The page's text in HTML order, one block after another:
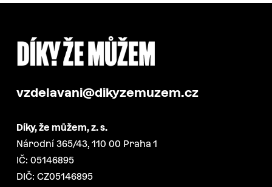
vzdelavani@dikyzemuzem.cz
Díky, že můžem, z. s.
Národní 365/43, 110 00 Praha 1
IČ: 05146895
DIČ: CZ05146895